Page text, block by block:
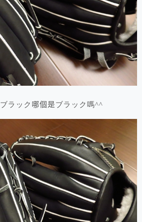
ブラック 哪個是ブラック嗎^^